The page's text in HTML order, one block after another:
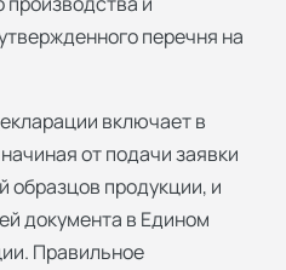
перечня на
включает в
от подачи заявки
образцов продукции, и
документа в Едином
Правильное